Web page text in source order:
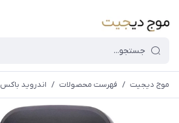
قیمت و
موج دیجیت / فهرست محصولات / اندروید باکس MX BOX MX10